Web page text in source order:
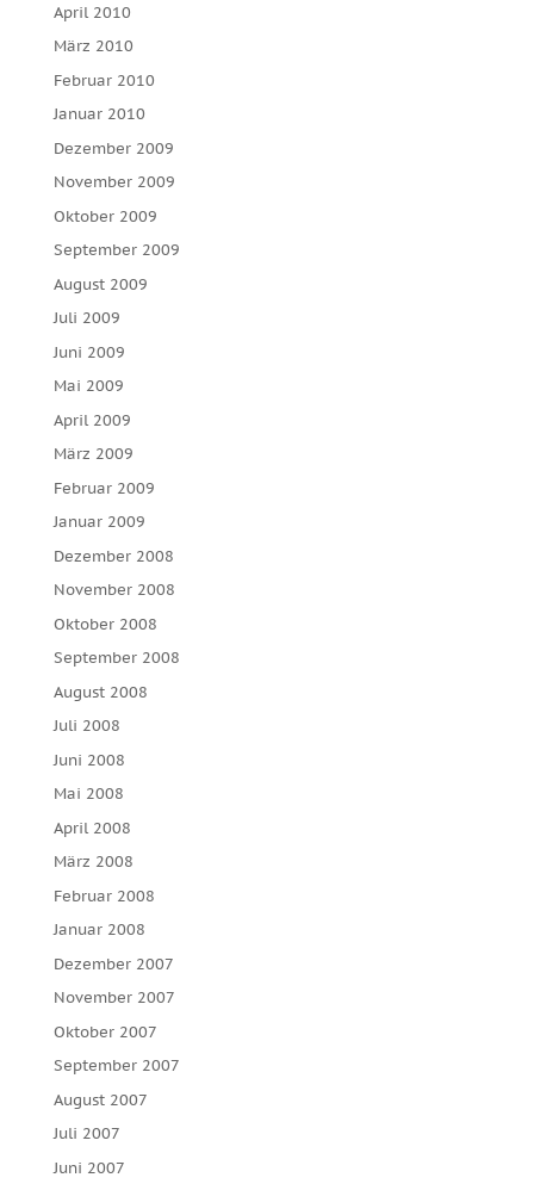
April 2010
März 2010
Februar 2010
Januar 2010
Dezember 2009
November 2009
Oktober 2009
September 2009
August 2009
Juli 2009
Juni 2009
Mai 2009
April 2009
März 2009
Februar 2009
Januar 2009
Dezember 2008
November 2008
Oktober 2008
September 2008
August 2008
Juli 2008
Juni 2008
Mai 2008
April 2008
März 2008
Februar 2008
Januar 2008
Dezember 2007
November 2007
Oktober 2007
September 2007
August 2007
Juli 2007
Juni 2007